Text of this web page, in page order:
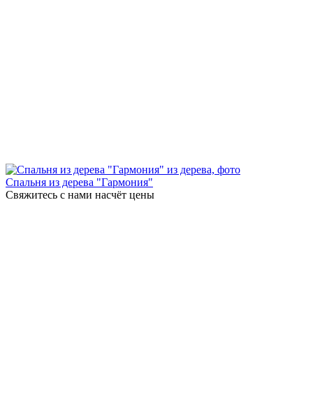
Спальня из дерева "Гармония"
Свяжитесь с нами насчёт цены